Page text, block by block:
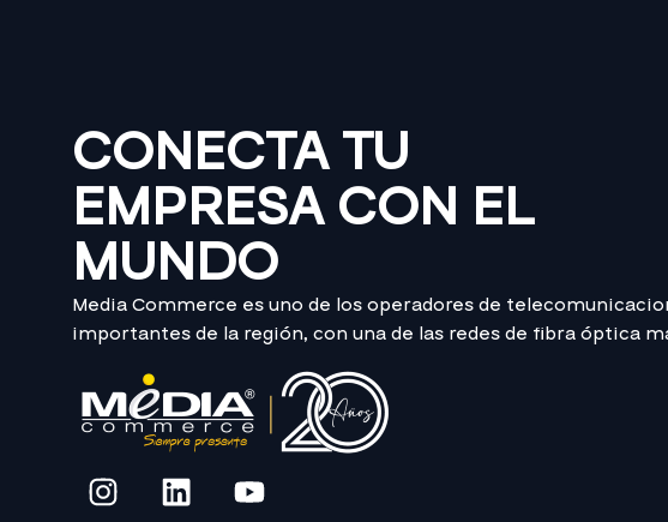
CONECTA TU
EMPRESA CON EL
MUNDO
Media Commerce es uno de los operadores de
importantes de la región, con una de las redes de fibra óptica